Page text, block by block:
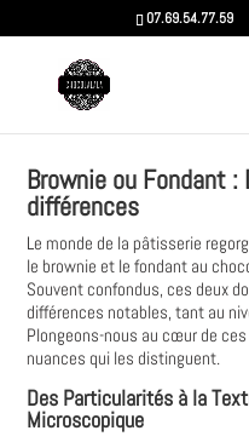
07.69.54.77.59
Brownie ou Fondant :
différences
Le monde de la pâtisserie
le brownie et le fondant au
Souvent confondus, ces deux
différences notables, tant au
Plongeons-nous au cœur de
nuances qui les distinguent.
Des Particularités à la
Microscopique